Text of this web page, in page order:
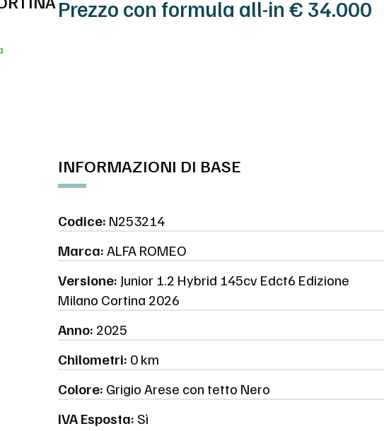
Prezzo con formula all-in € 34.000
INFORMAZIONI DI BASE
Codice: N253214
Marca:ALFA ROMEO
Versione: Junior 1.2 Hybrid 145cv Edct6 Edizione
Milano Cortina 2026
Anno: 2025
Chilometri: 0 km
Colore: Grigio Arese con tetto Nero
IVA Esposta: Sì